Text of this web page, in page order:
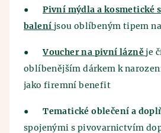
● Pivní mýdla a kosmetické
balení jsou oblíbeným tipem
● Voucher na pivní lázněje
oblíbenějším dárkem k
jako firemní benefit
● Tematické oblečení a
spojenými s pivovarnictvím